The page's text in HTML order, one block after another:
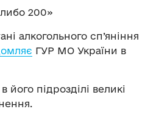
200»
алкогольного сп’яніння
ГУР МО України в
підрозділі великі